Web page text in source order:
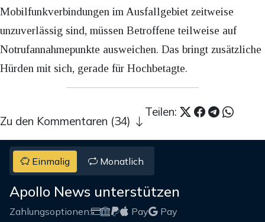
Mobilfunkverbindungen im Ausfallgebiet zeitweise
unzuverlässig sind, müssen Betroffene teilweise auf
Notrufannahmepunkte ausweichen. Das bringt zusätzliche
Hürden mit sich, gerade für Hochbetagte.
Teilen:
Zu den Kommentaren (34)
Einmalig Monatlich
Apollo News unterstützen
Zahlungsoptionen: Pay
Pay